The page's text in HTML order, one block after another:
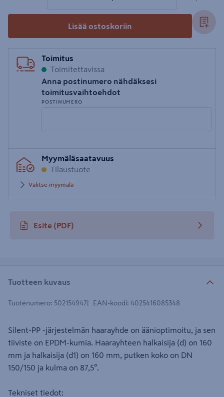
Lisää ostoskoriin
Toimitus
Toimitettavissa
Anna postinumero nähdäksesi
toimitusvaihtoehdot
POSTINUMERO
postinumero
Myymäläsaatavuus
Tilaustuote
Valitse myymälä
Esite (PDF)
avautuu uuteen välilehteen
Tuotteen kuvaus
Tuotenumero: 502154947 EAN-koodi: 4025416085348
Silent-PP -järjestelmän haarayhde on äänioptimoitu, ja sen
tiiviste on EPDM-kumia. Haarayhteen halkaisija (d) on 160
mm ja halkaisija (d1) on 160 mm, putken koko on DN
150/150 ja kulma on 87,5°.
Tekniset tiedot: